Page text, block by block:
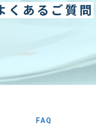
キャリアのこれから研究所
くあるご質問
FAQ